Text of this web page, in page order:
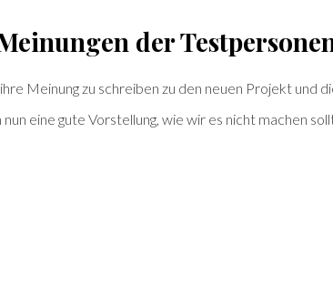
der
Meinung zu schreiben zu den neuen Projekt und
eine gute Vorstellung, wie wir es nicht machen